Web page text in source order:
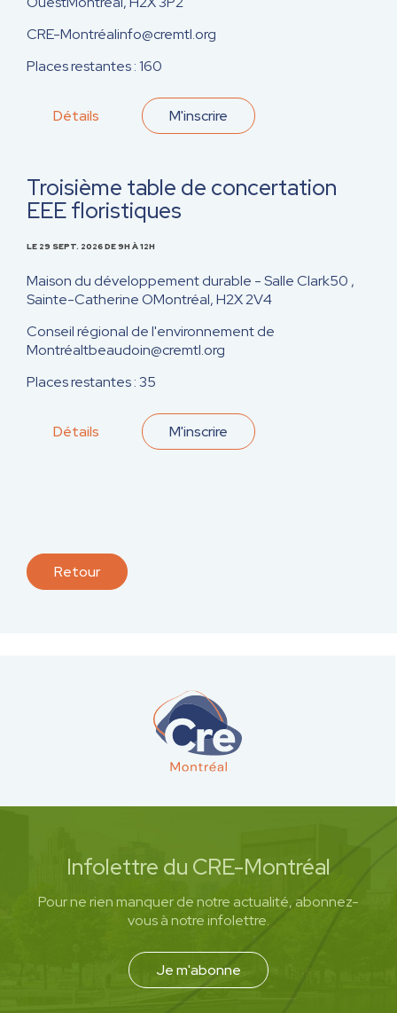
CRE-Montréalinfo@cremtl.org
Places restantes : 160
Détails M'inscrire
Troisième table de concertation
EEE floristiques
LE 29 SEPT. 2026DE 9H À 12H
Maison du développement durable - Salle Clark50 ,
Sainte-Catherine OMontréal, H2X 2V4
Conseil régional de l'environnement de
Montréaltbeaudoin@cremtl.org
Places restantes : 35
Détails M'inscrire
Retour
Infolettre du CRE-Montréal
Pour ne rien manquer de notre actualité, abonnez-
vous à notre infolettre.
Je m'abonne